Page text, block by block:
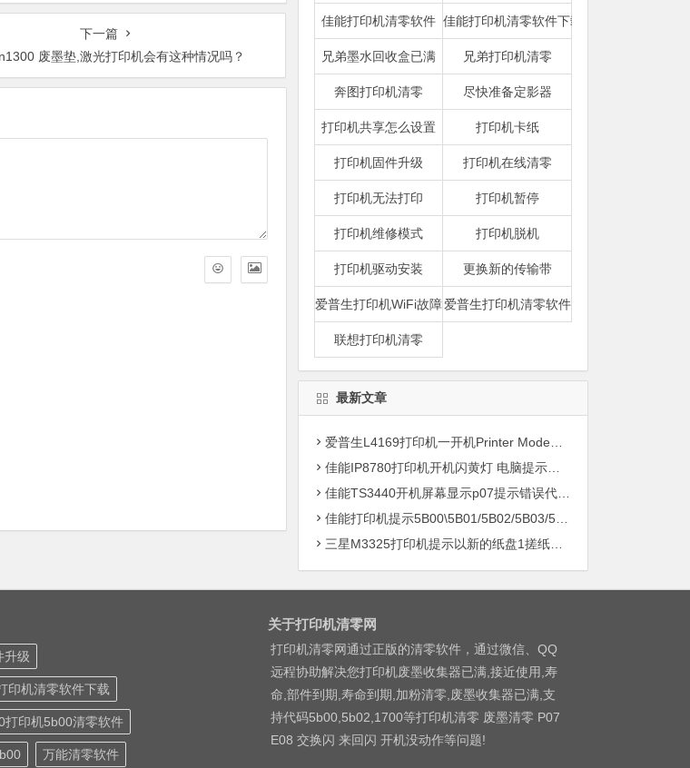
下一篇
废墨垫,激光打印机会有这种情况吗？
佳能打印机清零软件 佳能打印机清零软件下载
兄弟墨水回收盒已满 兄弟打印机清零
奔图打印机清零 尽快准备定影器
打印机共享怎么设置 打印机卡纸
打印机固件升级 打印机在线清零
打印机无法打印 打印机暂停
打印机维修模式 打印机脱机
打印机驱动安装 更换新的传输带
爱普生打印机WiFi故障爱普生打印机清零软件
联想打印机清零
最新文章
爱普生L4169打印机一开机Printer Mode故障主板维修
佳能IP8780打印机开机闪黄灯 电脑提示错误5B00快速解决方案清零
佳能TS3440开机屏幕显示p07提示错误代码5B00快速解决方案 清零
佳能打印机提示5B00\5B01/5B02/5B03/5B04/5B11/5B12/5B13/5B14/1700/1702/1703/1704
三星M3325打印机提示以新的纸盘1搓纸轮进行更换
升级
印机清零软件下载
打印机5b00清零软件
万能清零软件
关于打印机清零网
打印机清零网通过正版的清零软件，通过微信、QQ
远程协助解决您打印机废墨收集器已满,接近使用,寿
命,部件到期,寿命到期,加粉清零,废墨收集器已满,支
持代码5b00,5b02,1700等打印机清零 废墨清零 P07
E08 交换闪 来回闪 开机没动作等问题!